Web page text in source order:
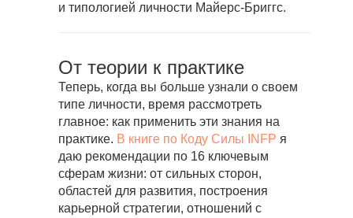
и типологией личности Майерс-Бриггс.
От теории к практике
Теперь, когда вы больше узнали о своем
типе личности, время рассмотреть
главное: как применить эти знания на
практике. В книге по Коду Силы INFP я
даю рекомендации по 16 ключевым
сферам жизни: от сильных сторон,
областей для развития, построения
карьерной стратегии, отношений с